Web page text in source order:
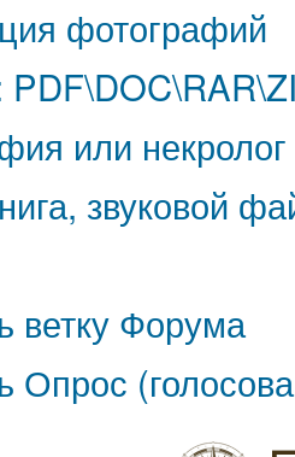
фотографий
или некролог
звуковой
ветку Форума
Опрос